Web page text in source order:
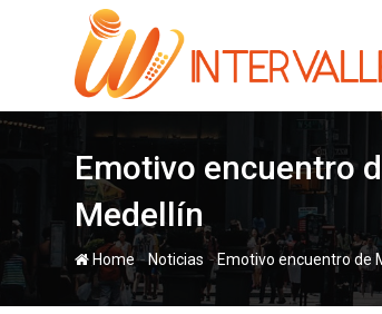
Emotivo encuentro
Medellín
Home-Noticias -Emotivo encuentro de